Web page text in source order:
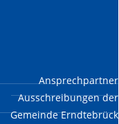
Ansprechpartner
Ausschreibungen der
Gemeinde Erndtebrück